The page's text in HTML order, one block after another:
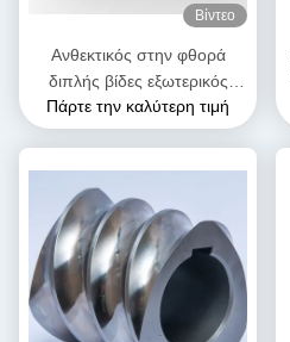
Βίντεο
Ανθεκτικός στην φθορά
διπλής βίδες εξωτερικός
εξοπλισμός SK στοιχεία
βίδας για τη βιομηχανία
Πάρτε την καλύτερη τιμή